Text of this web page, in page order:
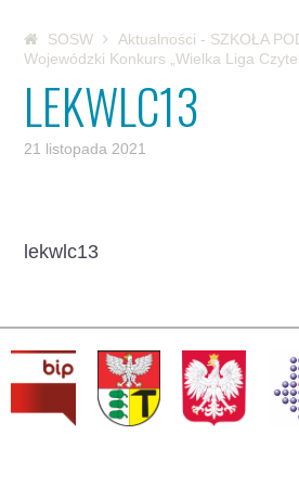
SOSW
Aktualności - SZKOŁA
Wojewódzki Konkurs „Wielka Liga
LEKWLC13
21 listopada 2021
lekwlc13